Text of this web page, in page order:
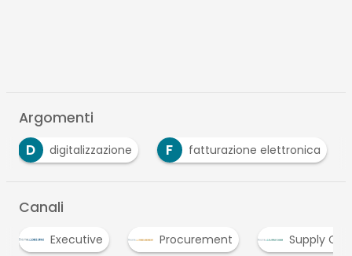
Argomenti
D
digitalizzazione F fatturazione elettronica
Canali
Executive Procurement Supply Chain